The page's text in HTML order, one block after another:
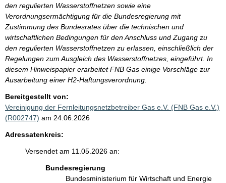
den regulierten Wasserstoffnetzen sowie eine
Verordnungsermächtigung für die Bundesregierung mit
Zustimmung des Bundesrates über die technischen und
wirtschaftlichen Bedingungen für den Anschluss und Zugang zu
den regulierten Wasserstoffnetzen zu erlassen, einschließlich der
Regelungen zum Ausgleich des Wasserstoffnetzes, eingeführt. In
diesem Hinweispapier erarbeitet FNB Gas einige Vorschläge zur
Ausarbeitung einer H2-Haftungsverordnung.
Bereitgestellt von:
Vereinigung der Fernleitungsnetzbetreiber Gas e.V. (FNB Gas e.V.)
(R002747) am 24.06.2026
Adressatenkreis:
Versendet am 11.05.2026 an:
Bundesregierung
Bundesministerium für Wirtschaft und Energie